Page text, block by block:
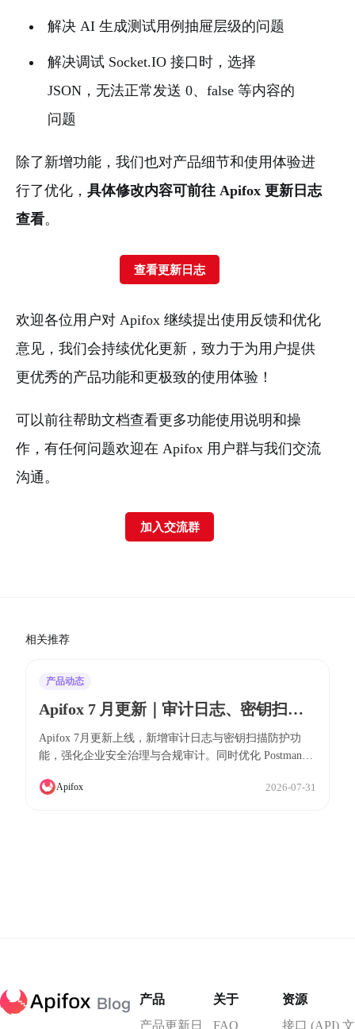
解决 AI 生成测试用例抽屉层级的问题
解决调试 Socket.IO 接口时，选择
JSON，无法正常发送 0、false 等内容的
问题
除了新增功能，我们也对产品细节和使用体验进
行了优化， 具体修改内容可前往 Apifox 更新日志
查看。
查看更新日志
欢迎各位用户对 Apifox 继续提出使用反馈和优化
意见，我们会持续优化更新，致力于为用户提供
更优秀的产品功能和更极致的使用体验！
可以前往帮助文档查看更多功能使用说明和操
作，有任何问题欢迎在 Apifox 用户群与我们交流
沟通。
加入交流群
相关推荐
产品动态
Apifox 7 月更新｜审计日志、密钥扫描
防护、Postman/OpenAPI/Swagger 导入
体验优化
Apifox 7月更新上线，新增审计日志与密钥扫描防护功
能，强化企业安全治理与合规审计。同时优化 Postman、
权配置，并提供更明确的导入失败排查指引。此外，还改
Apifox 2026-07-31
产品
产品更新日
关于
FAQ
资源
接口 (API) 文